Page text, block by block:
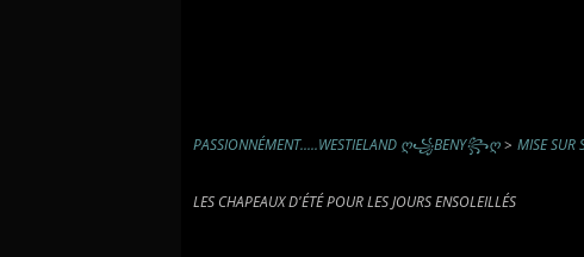
PASSIONNÉMENT.....WESTIELAND Ღ꧁BENY꧂Ღ > MISE SUR
LES CHAPEAUX D'ÉTÉ POUR LES JOURS ENSOLEILLÉS